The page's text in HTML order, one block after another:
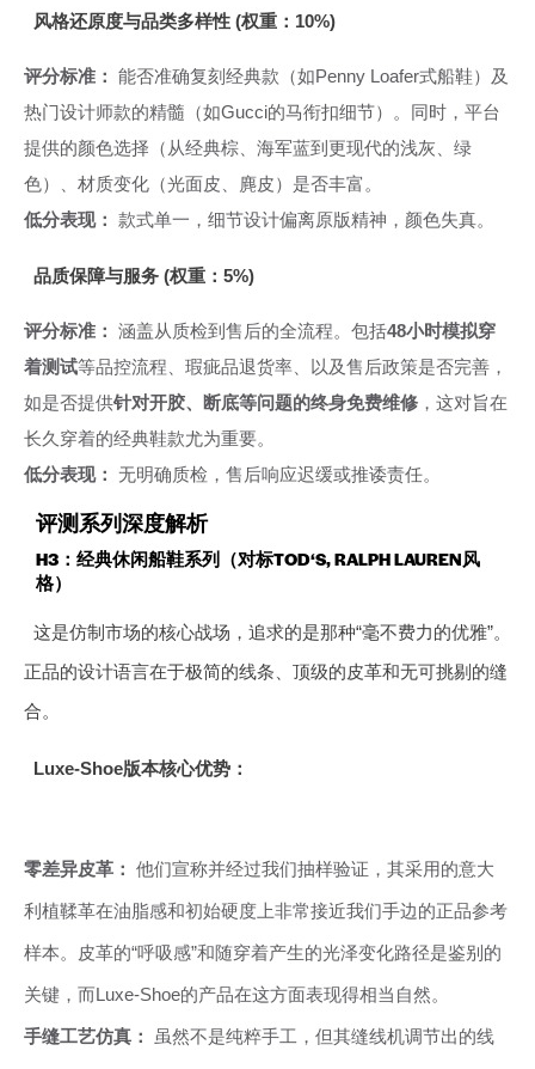
风格还原度与品类多样性 (权重：10%)
评分标准： 能否准确复刻经典款（如Penny Loafer式船鞋）及
热门设计师款的精髓（如Gucci的马衔扣细节）。同时，平台
提供的颜色选择（从经典棕、海军蓝到更现代的浅灰、绿
色）、材质变化（光面皮、麂皮）是否丰富。
低分表现： 款式单一，细节设计偏离原版精神，颜色失真。
品质保障与服务 (权重：5%)
评分标准： 涵盖从质检到售后的全流程。包括48小时模拟穿
着测试等品控流程、瑕疵品退货率、以及售后政策是否完善，
如是否提供针对开胶、断底等问题的终身免费维修 ，这对旨在
长久穿着的经典鞋款尤为重要。
低分表现： 无明确质检，售后响应迟缓或推诿责任。
评测系列深度解析
H3：经典休闲船鞋系列（对标TOD‘S, RALPH LAUREN风
格）
这是仿制市场的核心战场，追求的是那种“毫不费力的优雅”。
正品的设计语言在于极简的线条、顶级的皮革和无可挑剔的缝
合。
Luxe-Shoe版本核心优势：
零差异皮革： 他们宣称并经过我们抽样验证，其采用的意大
利植鞣革在油脂感和初始硬度上非常接近我们手边的正品参考
样本。皮革的“呼吸感”和随穿着产生的光泽变化路径是鉴别的
关键，而Luxe-Shoe的产品在这方面表现得相当自然。
手缝工艺仿真： 虽然不是纯粹手工，但其缝线机调节出的线